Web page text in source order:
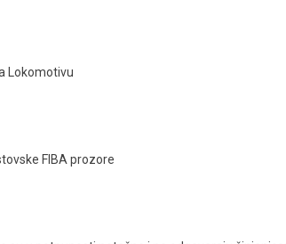
Lokomotivu
FIBA prozore